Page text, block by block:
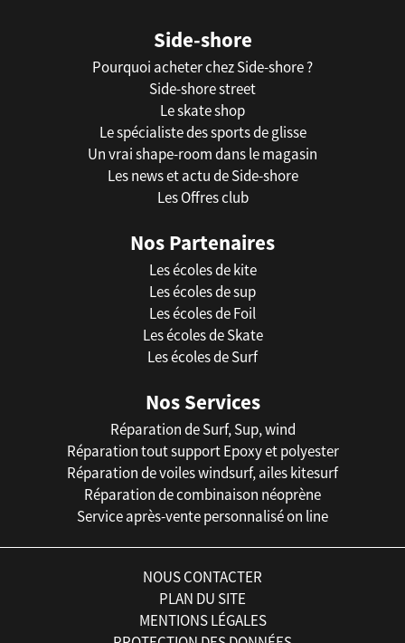
Side-shore
Pourquoi acheter chez Side-shore ?
Side-shore street
Le skate shop
Le spécialiste des sports de glisse
Un vrai shape-room dans le magasin
Les news et actu de Side-shore
Les Offres club
Nos Partenaires
Les écoles de kite
Les écoles de sup
Les écoles de Foil
Les écoles de Skate
Les écoles de Surf
Nos Services
Réparation de Surf, Sup, wind
Réparation tout support Epoxy et polyester
Réparation de voiles windsurf, ailes kitesurf
Réparation de combinaison néoprène
Service après-vente personnalisé on line
NOUS CONTACTER
PLAN DU SITE
MENTIONS LÉGALES